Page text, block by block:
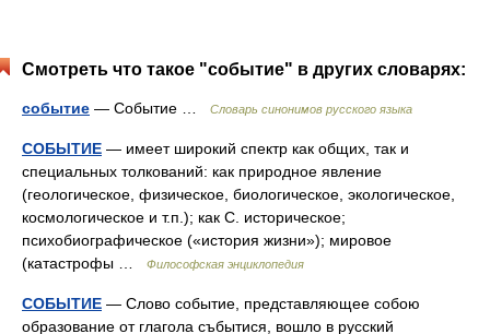
Смотреть что такое "событие" в других словарях:
событие — Событие … Словарь синонимов русского языка
СОБЫТИЕ — имеет широкий спектр как общих, так и
специальных толкований: как природное явление
(геологическое, физическое, биологическое, экологическое,
космологическое и т.п.); как С. историческое;
психобиографическое («история жизни»); мировое
(катастрофы …
Философская энциклопедия
СОБЫТИЕ — Слово событие, представляющее собою
образование от глагола събытися, вошло в русский